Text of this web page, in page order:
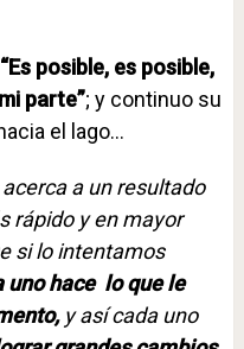
“Es posible, es posible,
parte”; y continuo su
el lago…
a un resultado
rápido y en mayor
si lo intentamos
uno hace lo que le
y así cada uno